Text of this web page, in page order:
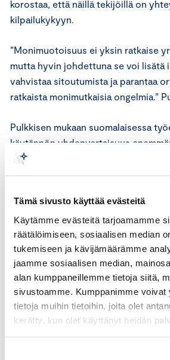
Tämä sivusto käyttää evästeitä
Käytämme evästeitä tarjoamamme
räätälöimiseen, sosiaalisen median
tukemiseen ja kävijämäärämme
jaamme sosiaalisen median,
alan kumppaneillemme tietoja siitä,
sivustoamme. Kumppanimme voivat
tietoja muihin tietoihin, joita olet
kerätty, kun olet käyttänyt heidän
korostaa, että näillä tekijöillä on
kilpailukykyyn.
”Monimuotoisuus ei yksin ratkaise
mutta hyvin johdettuna se voi lisätä
vahvistaa sitoutumista ja parantaa
ratkaista monimutkaisia ongelmia.”
Pulkkisen mukaan suomalaisessa
käytännön yhdenvertaisuus
kampanjat.
tasapuolisia uramahdollisuuksia,
epäasialliseen käytökseen sekä
vuoden olla oma itsensä työssä.
on lopulta yksinkertainen:
käyttöön vai emme. Työpaikat,
kokevat olevansa tervetulleita ja
pärjäävät paremmin kilpailussa
myös kilpailussa kasvusta ja
sanoo.